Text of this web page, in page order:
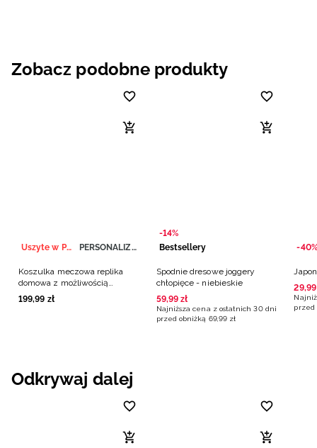
Zobacz podobne produkty
Uszyte w Polsce PERSONALIZACJA
Koszulka meczowa replika
domowa z możliwością
personalizacji męska 4F x
Polska Siatkówka - biała
199,99 zł
-14%
Bestsellery
Spodnie dresowe joggery
chłopięce - niebieskie
59,99 zł
Najniższa cena z ostatnich 30 dni
przed obniżką 69,99 zł
-40%
29,99
przed
Odkrywaj dalej